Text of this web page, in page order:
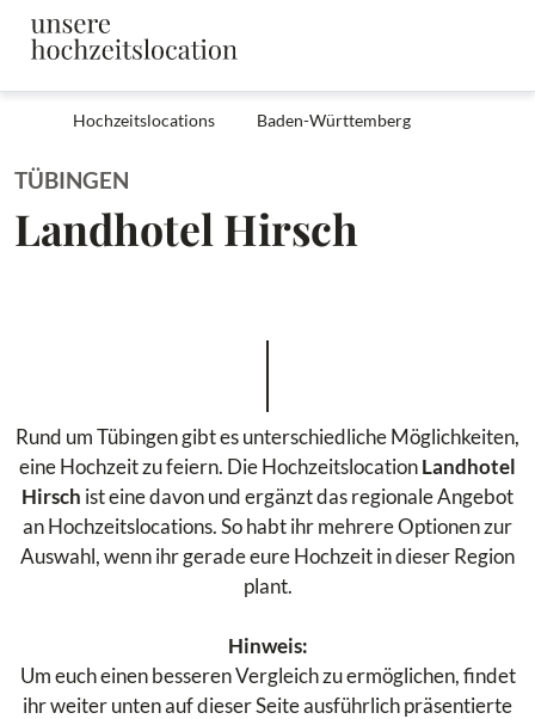
Hochzeitslocations Baden-Württemberg
TÜBINGEN
Landhotel Hirsch
Rund um Tübingen gibt es unterschiedliche Möglichkeiten,
eine Hochzeit zu feiern. Die HochzeitslocationLandhotel
Hirsch ist eine davon und ergänzt das regionale Angebot
an Hochzeitslocations. So habt ihr mehrere Optionen zur
Auswahl, wenn ihr gerade eure Hochzeit in dieser Region
plant.
Hinweis:
Um euch einen besseren Vergleich zu ermöglichen, findet
ihr weiter unten auf dieser Seite ausführlich präsentierte